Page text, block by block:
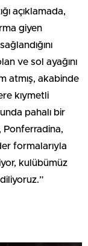
açıklamada,
giyen
ve sol ayağını
atmış, akabinde
kıymetli
pahalı bir
Ponferradina,
formalarıyla
kulübümüz